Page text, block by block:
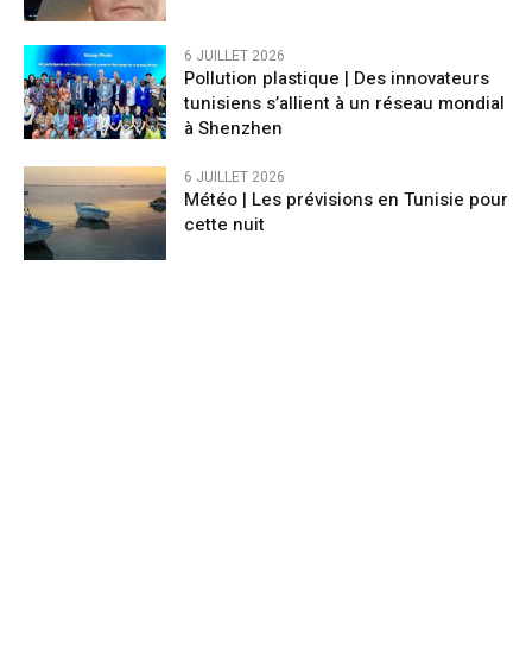
6 JUILLET 2026
Pollution plastique | Des innovateurs
tunisiens s’allient à un réseau mondial
à Shenzhen
6 JUILLET 2026
Météo | Les prévisions en Tunisie pour
cette nuit